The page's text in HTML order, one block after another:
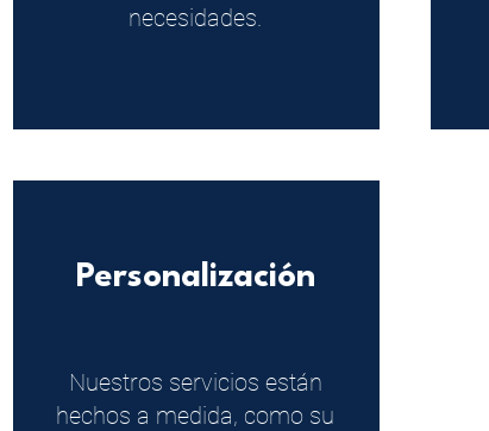
necesidades.
Personalización
Nuestros servicios están
hechos a medida, como su